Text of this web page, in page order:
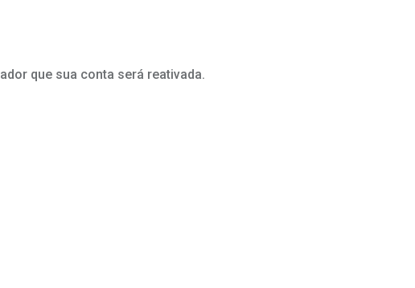
que sua conta será reativada.